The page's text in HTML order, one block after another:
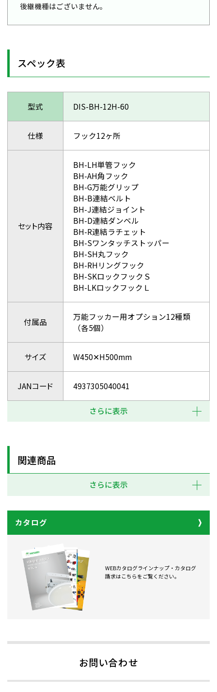
後継機種はございません。
スペック表
型式 DIS-BH-12H-60
仕様 フック12ヶ所
セット内容
BH-LH単管フック
BH-AH角フック
BH-G万能グリップ
BH-B連結ベルト
BH-J連結ジョイント
BH-D連結ダンベル
BH-R連結ラチェット
BH-Sワンタッチストッパー
BH-SH丸フック
BH-RHリングフック
BH-SKロックフックＳ
BH-LKロックフックＬ
付属品
万能フッカー用オプション12種類
（各5個）
サイズ W450✕H500mm
JANコード 4937305040041
さらに表示
関連商品
さらに表示
カタログ
WEBカタログラインナップ・カタログ
請求はこちらをご覧ください。
お問い合わせ